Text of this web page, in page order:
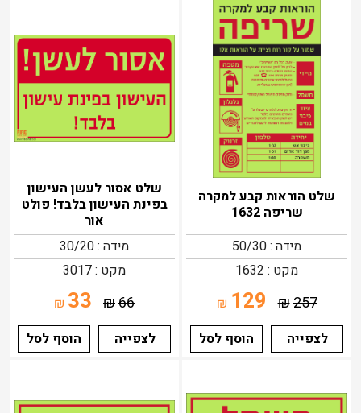
שלט הוראות קבע למקרה
שריפה 1632
מידה : 50/30
מקט : 1632
257
₪
129
₪
לצפייה
הוסף לסל
שלט אסור לעשן העישון
בפינת העישון בלבד! פולט
אור
מידה : 30/20
מקט : 3017
66
₪
33
₪
לצפייה
הוסף לסל